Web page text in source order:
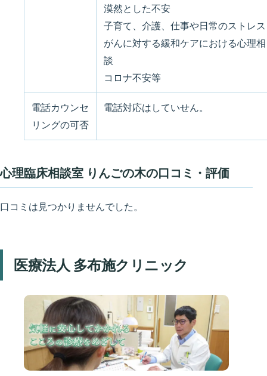
漠然とした不安
子育て、介護、仕事や日常のストレス
がんに対する緩和ケアにおける心理相
談
コロナ不安等
電話カウンセ
リングの可否
電話対応はしていせん。
心理臨床相談室 りんごの木の口コミ・評価
口コミは見つかりませんでした。
医療法人 多布施クリニック